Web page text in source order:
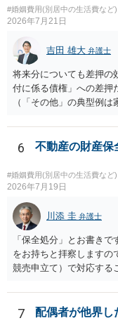
に振り込まれた（着金し
権」という扱いになりま
のかを区別しません。
とができます。
#婚姻費用(別居中の生活費など)
2026年7月21日
吉田 雄大 弁護士
将来分についても差押の
付に係る債権」への差押
（「その他」の典型例
のみが配当の対象です。
6 不動産の財産保
#婚姻費用(別居中の生活費など)
2026年7月19日
川添 圭 弁護士
「保全処分」とお書き
をお持ちと拝察しますの
競売申立て）で対応する
執行による回収は可能と
い場合は住宅ローンの
証会社から代位弁済を
7 配偶者が他界し